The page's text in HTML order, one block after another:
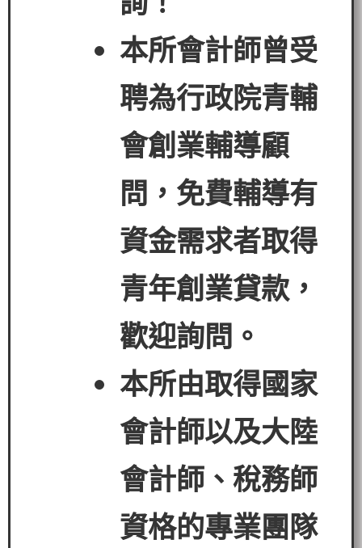
本所會計師曾受
聘為行政院青輔
會創業輔導顧
問，免費輔導有
資金需求者取得
青年創業貸款，
歡迎詢問。
本所由取得國家
會計師以及大陸
會計師、稅務師
資格的專業團隊